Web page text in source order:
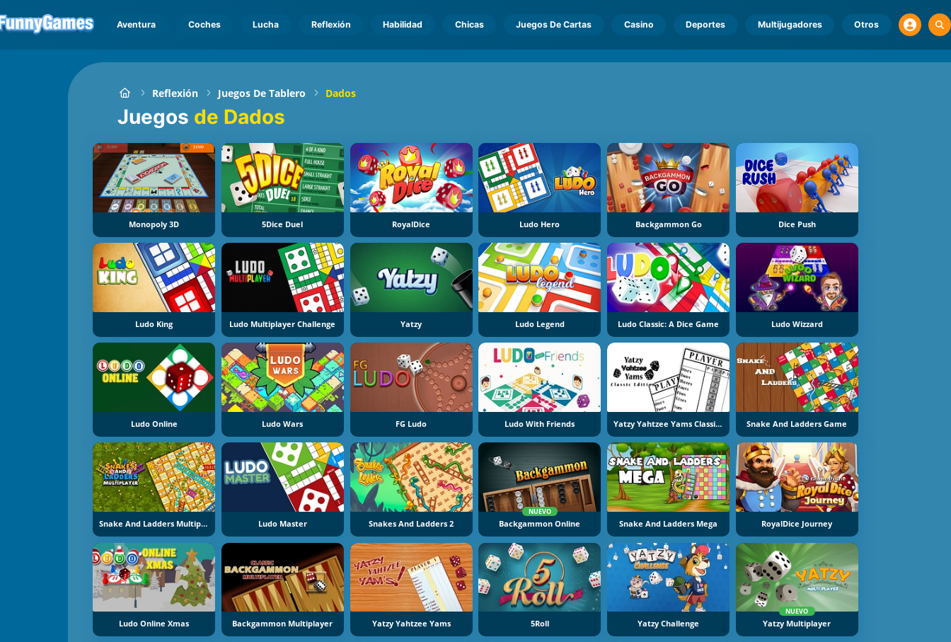
Aventura Coches Lucha Reflexión Habilidad Chicas Juegos De Cartas Casino Deportes Multijugadores Otros
Reflexión Juegos De Tablero Dados
Juegos de Dados
Monopoly 3D 5Dice Duel RoyalDice Ludo Hero Backgammon Go Dice Push
Ludo King Ludo Multiplayer Challenge Yatzy Ludo Legend Ludo Classic: A Dice Game Ludo Wizzard
Ludo Online Ludo Wars FG Ludo Ludo With Friends Yatzy Yahtzee Yams Classic Edition Snake And Ladders Game
Snake And Ladders Multiplayer Ludo Master Snakes And Ladders 2
NUEVO
Backgammon Online Snake And Ladders Mega RoyalDice Journey
Ludo Online Xmas Backgammon Multiplayer Yatzy Yahtzee Yams 5Roll Yatzy Challenge
NUEVO
Yatzy Multiplayer